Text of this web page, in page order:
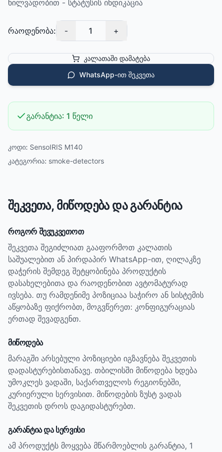
ხილვადობით - სტატუსის ინდიკაცია
რაოდენობა: - 1 +
კალათაში დამატება
WhatsApp-ით შეკვეთა
გარანტია: 1 წელი
კოდი: SensoIRIS M140
კატეგორია: smoke-detectors
შეკვეთა, მიწოდება და გარანტია
როგორ შევუკვეთოთ
შეკვეთა შეგიძლიათ გააფორმოთ კალათის
საშუალებით ან პირდაპირ WhatsApp-ით, ღილაკზე
დაჭერის შემდეგ შეტყობინება პროდუქტის
დასახელებითა და რაოდენობით ავტომატურად
ივსება. თუ რამდენიმე პოზიციაა საჭირო ან სისტემის
აწყობაზე ფიქრობთ, მოგვწერეთ: კონფიგურაციას
ერთად შევადგენთ.
მიწოდება
მარაგში არსებული პოზიციები იგზავნება შეკვეთის
დადასტურებისთანავე. თბილისში მიწოდება ხდება
უმოკლეს ვადაში, საქართველოს რეგიონებში,
კურიერული სერვისით. მიწოდების ზუსტ ვადას
შეკვეთის დროს დაგიდასტურებთ.
გარანტია და სერვისი
ამ პროდუქტს მოყვება მწარმოებლის გარანტია, 1